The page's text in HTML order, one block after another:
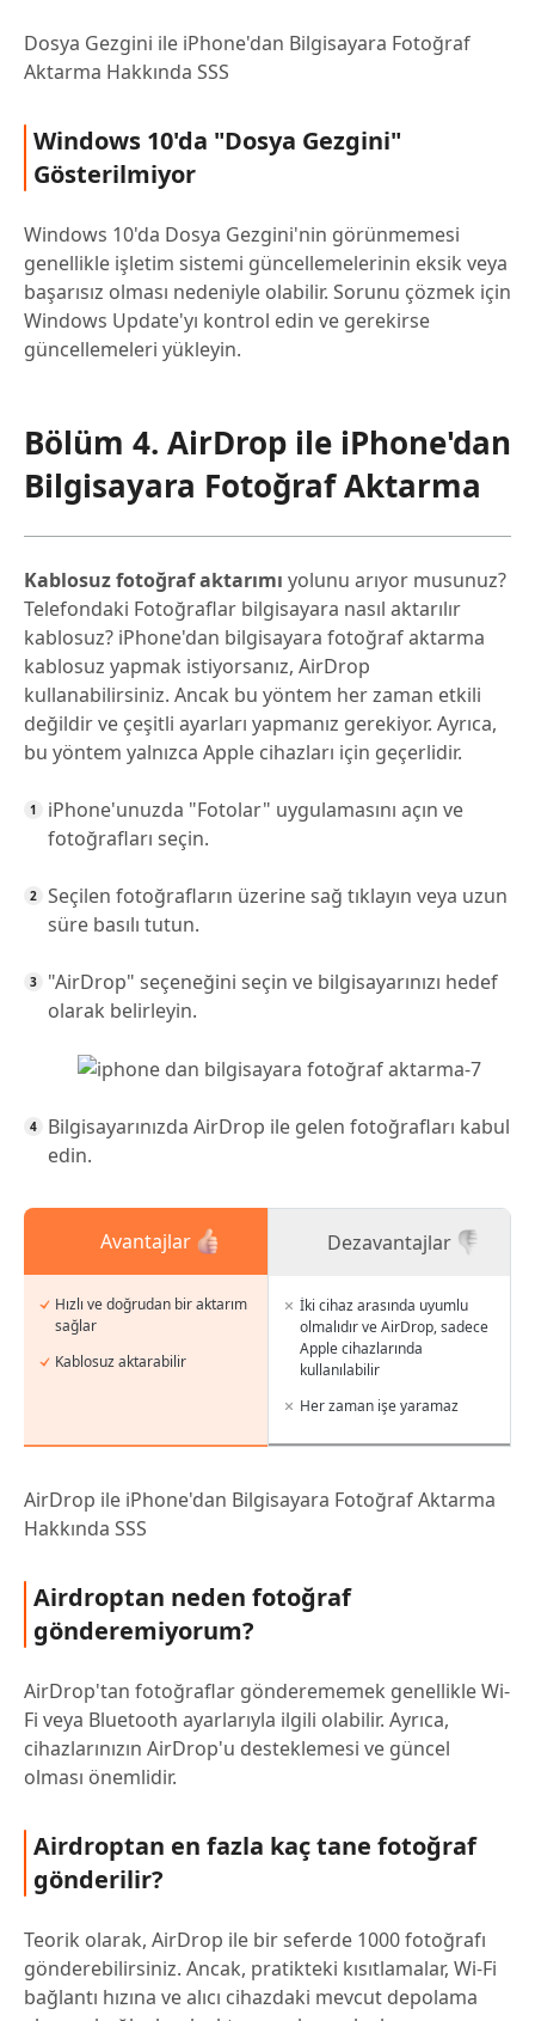
Dosya Gezgini ile iPhone'dan Bilgisayara Fotoğraf
Aktarma Hakkında SSS
Windows 10'da "Dosya Gezgini"
Gösterilmiyor
Windows 10'da Dosya Gezgini'nin görünmemesi
genellikle işletim sistemi güncellemelerinin eksik veya
başarısız olması nedeniyle olabilir. Sorunu çözmek için
Windows Update'yı kontrol edin ve gerekirse
güncellemeleri yükleyin.
Bölüm 4. AirDrop ile iPhone'dan
Bilgisayara Fotoğraf Aktarma
Kablosuz fotoğraf aktarımı yolunu arıyor musunuz?
Telefondaki Fotoğraflar bilgisayara nasıl aktarılır
kablosuz? iPhone'dan bilgisayara fotoğraf aktarma
kablosuz yapmak istiyorsanız, AirDrop
kullanabilirsiniz. Ancak bu yöntem her zaman etkili
değildir ve çeşitli ayarları yapmanız gerekiyor. Ayrıca,
bu yöntem yalnızca Apple cihazları için geçerlidir.
iPhone'unuzda "Fotolar" uygulamasını açın ve
fotoğrafları seçin.
Seçilen fotoğrafların üzerine sağ tıklayın veya uzun
süre basılı tutun.
"AirDrop" seçeneğini seçin ve bilgisayarınızı hedef
olarak belirleyin.
Bilgisayarınızda AirDrop ile gelen fotoğrafları kabul
edin.
Avantajlar
Hızlı ve doğrudan bir aktarım
sağlar
Kablosuz aktarabilir
Dezavantajlar
İki cihaz arasında uyumlu
olmalıdır ve AirDrop, sadece
Apple cihazlarında
kullanılabilir
Her zaman işe yaramaz
AirDrop ile iPhone'dan Bilgisayara Fotoğraf Aktarma
Hakkında SSS
Airdroptan neden fotoğraf
gönderemiyorum?
AirDrop'tan fotoğraflar gönderememek genellikle Wi-
Fi veya Bluetooth ayarlarıyla ilgili olabilir. Ayrıca,
cihazlarınızın AirDrop'u desteklemesi ve güncel
olması önemlidir.
Airdroptan en fazla kaç tane fotoğraf
gönderilir?
Teorik olarak, AirDrop ile bir seferde 1000 fotoğrafı
gönderebilirsiniz. Ancak, pratikteki kısıtlamalar, Wi-Fi
bağlantı hızına ve alıcı cihazdaki mevcut depolama